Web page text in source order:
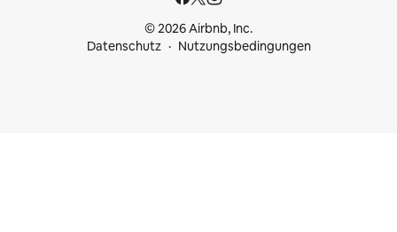
© 2026 Airbnb, Inc.
Datenschutz
Nutzungsbedingungen